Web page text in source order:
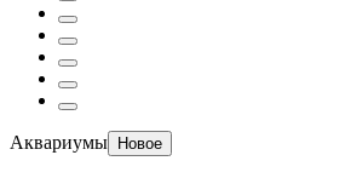
Аквариумы Новое